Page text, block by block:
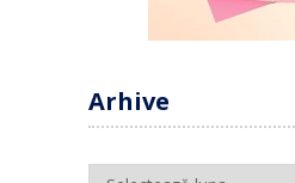
Arhive
Arhive